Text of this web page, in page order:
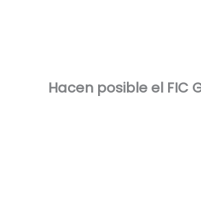
Hacen posible el FIC